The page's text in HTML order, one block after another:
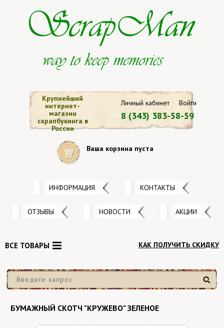
Личный кабинет Войти
8 (343) 383-58-59
Крупнейший
интернет-
магазин
скрапбукинга в
России
Ваша корзина пуста
ИНФОРМАЦИЯ КОНТАКТЫ
ОТЗЫВЫ НОВОСТИ АКЦИИ
КАК ПОЛУЧИТЬ СКИДКУ
Найти
ВСЕ ТОВАРЫ
БУМАЖНЫЙ СКОТЧ "КРУЖЕВО" ЗЕЛЕНОЕ